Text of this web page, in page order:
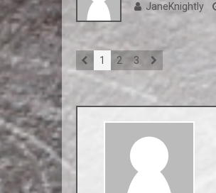
JaneKnightly
1 2 3